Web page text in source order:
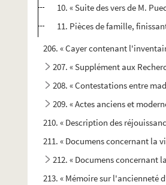
10. « Suite des vers de M.
11. Pièces de famille,
206. « Cayer contenant
207. « Supplément aux
208. « Contestations entre
209. « Actes anciens et
210. « Description des
211. « Documens concernant la
212. « Documens concernant
213. « Mémoire sur l'ancienneté